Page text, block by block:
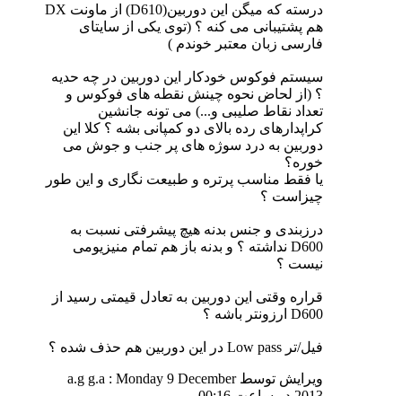
درسته که میگن این دوربین(D610) از ماونت DX
هم پشتیبانی می کنه ؟ (توی یکی از سایتای
فارسی زبان معتبر خوندم )
سیستم فوکوس خودکار این دوربین در چه حدیه
؟ (از لحاض نحوه چینش نقطه های فوکوس و
تعداد نقاط صلیبی و...) می تونه جانشین
کراپدارهای رده بالای دو کمپانی بشه ؟ کلا این
دوربین به درد سوژه های پر جنب و جوش می
خوره؟
یا فقط مناسب پرتره و طبیعت نگاری و این طور
چیزاست ؟
درزبندی و جنس بدنه هیچ پیشرفتی نسبت به
D600 نداشته ؟ و بدنه باز هم تمام منیزیومی
نیست ؟
قراره وقتی این دوربین به تعادل قیمتی رسید از
D600 ارزونتر باشه ؟
فیل/تر Low pass در این دوربین هم حذف شده ؟
ویرایش توسط a.g g.a : Monday 9 December